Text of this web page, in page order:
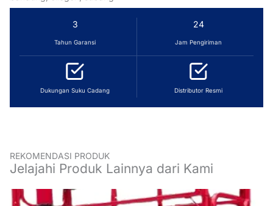
3
Tahun Garansi
24
Jam Pengiriman
Dukungan Suku Cadang Distributor Resmi
REKOMENDASI PRODUK
Jelajahi Produk Lainnya dari Kami